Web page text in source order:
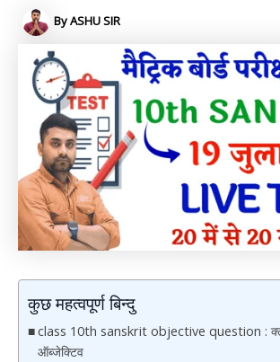
ByASHU SIR
कुछ महत्वपूर्ण बिन्दु
class 10th sanskrit objective question :
ऑब्जेक्टिव